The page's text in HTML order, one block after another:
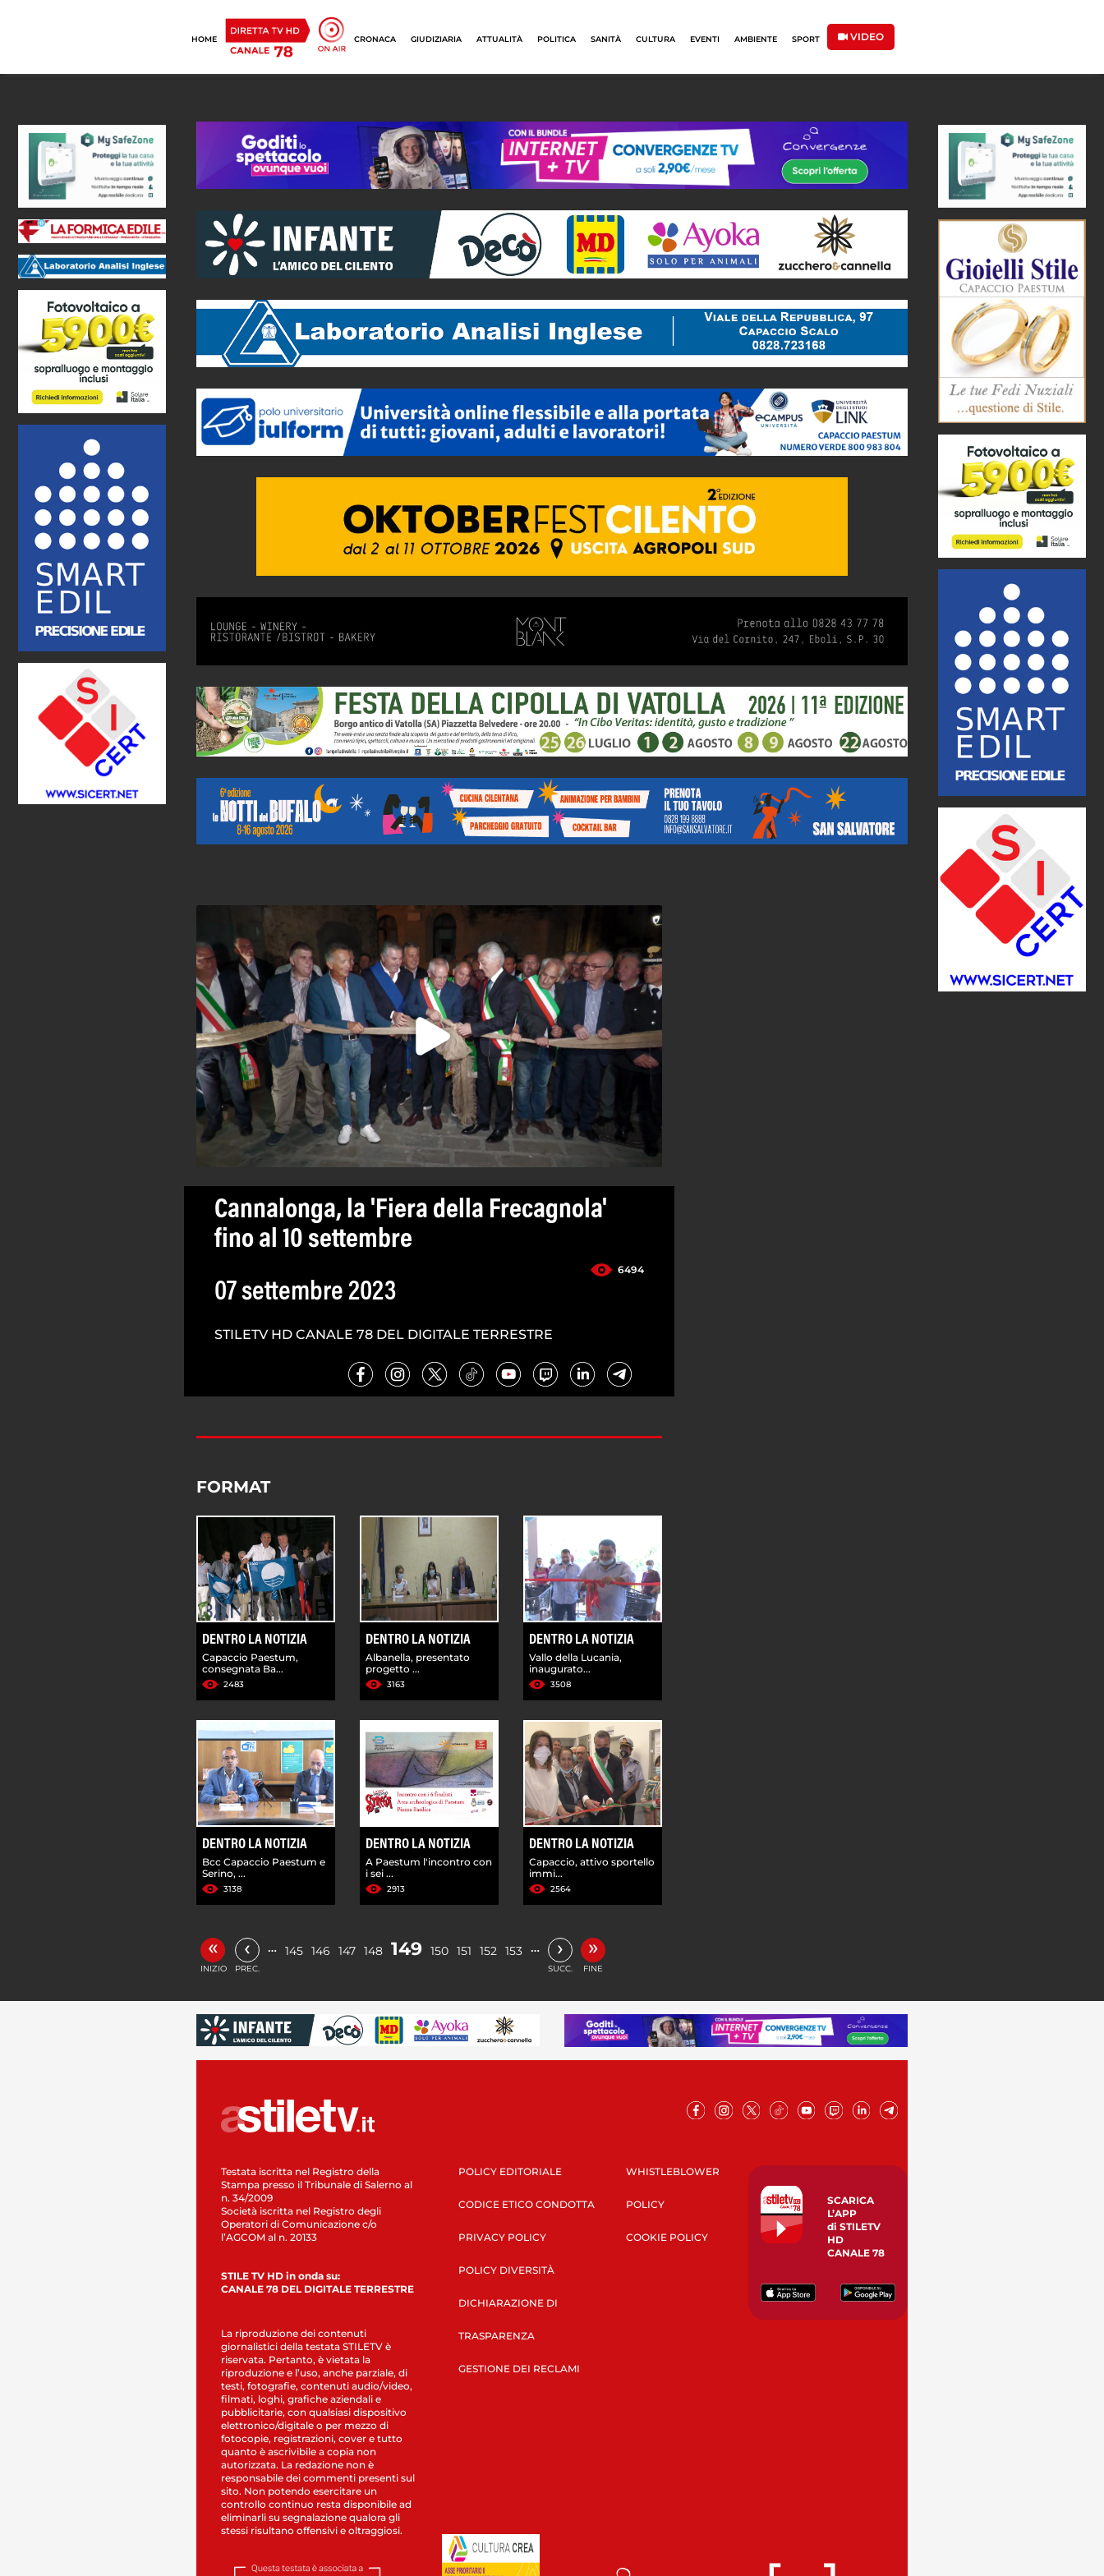
HOME CRONACA GIUDIZIARIA ATTUALITÀ POLITICA SANITÀ CULTURA EVENTI AMBIENTE SPORT VIDEO
Cannalonga, la 'Fiera della Frecagnola'
fino al 10 settembre
6494
07 settembre 2023
STILETV HD CANALE 78 DEL DIGITALE TERRESTRE
FORMAT
DENTRO LA NOTIZIA
Capaccio Paestum,
consegnata Ba...
2483
DENTRO LA NOTIZIA
Albanella, presentato
progetto ...
3163
DENTRO LA NOTIZIA
Vallo della Lucania,
inaugurato...
3508
DENTRO LA NOTIZIA
Bcc Capaccio Paestum e
Serino, ...
3138
DENTRO LA NOTIZIA
A Paestum l'incontro con
i sei ...
2913
DENTRO LA NOTIZIA
Capaccio, attivo sportello
immi...
2564
«
INIZIO
‹
PREC.
… 145 146 147 148 149 150 151 152 153 … ›
SUCC.
»
FINE
Testata iscritta nel Registro della
Stampa presso il Tribunale di Salerno al
n. 34/2009
Società iscritta nel Registro degli
Operatori di Comunicazione c/o
l’AGCOM al n. 20133
STILE TV HD in onda su:
CANALE 78 DEL DIGITALE TERRESTRE
La riproduzione dei contenuti
giornalistici della testata STILETV è
riservata. Pertanto, è vietata la
riproduzione e l’uso, anche parziale, di
testi, fotografie, contenuti audio/video,
filmati, loghi, grafiche aziendali e
pubblicitarie, con qualsiasi dispositivo
elettronico/digitale o per mezzo di
fotocopie, registrazioni, cover e tutto
quanto è ascrivibile a copia non
autorizzata. La redazione non è
responsabile dei commenti presenti sul
sito. Non potendo esercitare un
controllo continuo resta disponibile ad
eliminarli su segnalazione qualora gli
stessi risultano offensivi e oltraggiosi.
POLICY EDITORIALE
CODICE ETICO CONDOTTA
PRIVACY POLICY
POLICY DIVERSITÀ
DICHIARAZIONE DI
TRASPARENZA
GESTIONE DEI RECLAMI
WHISTLEBLOWER
POLICY
COOKIE POLICY
SCARICA
L’APP
di STILETV
HD
CANALE 78